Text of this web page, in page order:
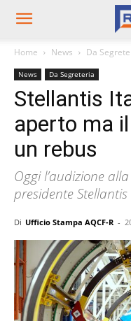
Home News Da
News Da Segreteria
Stellantis
aperto ma
un rebus
Oggi l’audizione
presidente Stellantis
Di Ufficio Stampa AQCF-R -